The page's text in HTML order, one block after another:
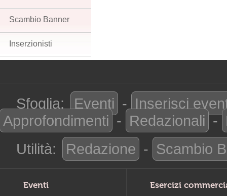
Scambio Banner
Inserzionisti
Sfoglia: Eventi - Inserisci
Approfondimenti - Redazionali -
Utilità:
Redazione - Scambio
Eventi Esercizi